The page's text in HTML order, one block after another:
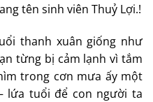
tên sinh viên Thuỷ Lợi.!
thanh xuân giống như
từng bị cảm lạnh vì tắm
trong cơn mưa ấy một
lứa tuổi để con người ta